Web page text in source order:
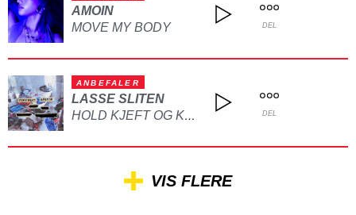
AMOIN
MOVE MY BODY
DEL
ANBEFALER
LASSE SLITEN
HOLD KJEFT OG KYSS MEG DEL
VIS FLERE